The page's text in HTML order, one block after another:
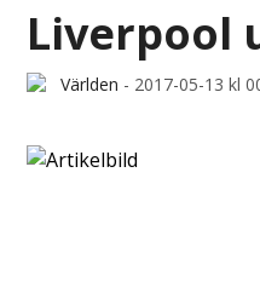
Liverpool
Världen - 2017-05-13 kl